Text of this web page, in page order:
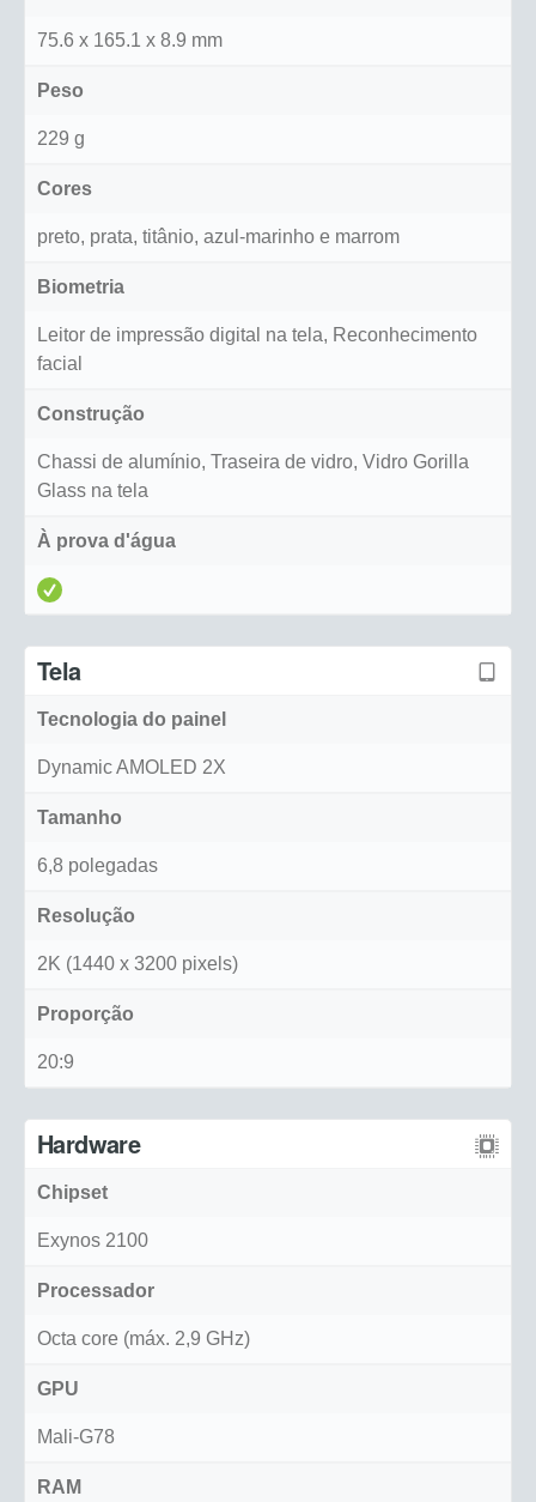
75.6 x 165.1 x 8.9 mm
Peso
229 g
Cores
preto, prata, titânio, azul-marinho e marrom
Biometria
Leitor de impressão digital na tela, Reconhecimento
facial
Construção
Chassi de alumínio, Traseira de vidro, Vidro Gorilla
Glass na tela
À prova d'água
Tela
Tecnologia do painel
Dynamic AMOLED 2X
Tamanho
6,8 polegadas
Resolução
2K (1440 x 3200 pixels)
Proporção
20:9
Hardware
Chipset
Exynos 2100
Processador
Octa core (máx. 2,9 GHz)
GPU
Mali-G78
RAM